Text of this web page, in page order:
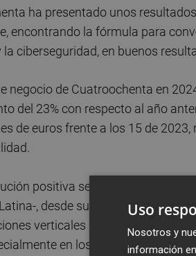
ha presentado unos
encontrando la fórmula para
la ciberseguridad, en buenos
negocio de Cuatroochenta en
del 23% con respecto al año
de euros frente a los 15 de
positiva se apoya en todas
, desde sus plataformas de
verticales de software
en los servicios de
Uso
Nosotros y
información